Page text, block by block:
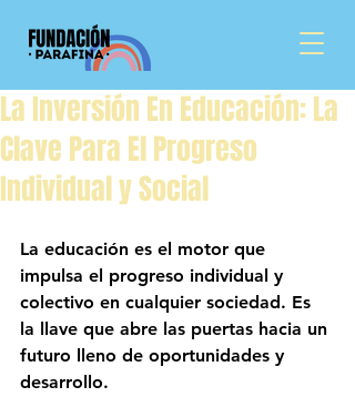
La Inversión En Educación: La
Clave Para El Progreso
Individual y Social
La educación es el motor que
impulsa el progreso individual y
colectivo en cualquier sociedad. Es
la llave que abre las puertas hacia un
futuro lleno de oportunidades y
desarrollo.